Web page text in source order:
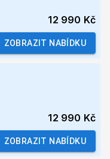
12 990 Kč
ZOBRAZIT NABÍDKU
12 990 Kč
ZOBRAZIT NABÍDKU